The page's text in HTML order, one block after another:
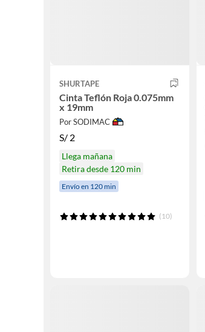
SHURTAPE
Cinta Teflón Roja 0.075mm
x 19mm
Por SODIMAC
S/ 2
Llega mañana
Retira desde 120 min
Envío en 120 min
(10)